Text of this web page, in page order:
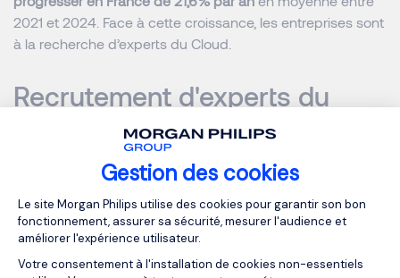
Gestion des cookies
Plateforme de Gestion du
Le site Morgan Philips utilise des cookies pour garantir son bon
fonctionnement, assurer sa sécurité, mesurer l'audience et
améliorer l'expérience utilisateur.
Votre consentement à l'installation de cookies non-essentiels
2021 et 2024. Face à cette croissance, les entreprises sont
à la recherche d’experts du Cloud.
Recrutement d'experts du
Cloud Computing
Notre équipe Fyte Dev & Technology peut vous
accompagner dans le recrutement de talents de ce
secteur.Contactez-nous.